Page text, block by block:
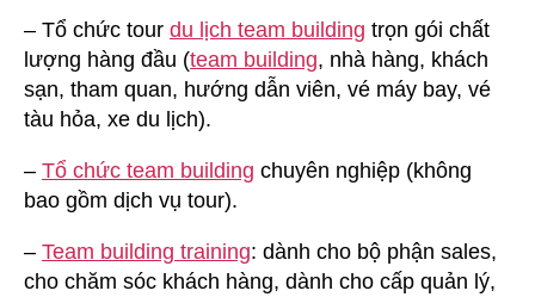
– Tổ chức tour du lịch team building trọn gói chất
lượng hàng đầu (team building, nhà hàng, khách
sạn, tham quan, hướng dẫn viên, vé máy bay, vé
tàu hỏa, xe du lịch).
– Tổ chức team building chuyên nghiệp (không
bao gồm dịch vụ tour).
– Team building training: dành cho bộ phận sales,
cho chăm sóc khách hàng, dành cho cấp quản lý,